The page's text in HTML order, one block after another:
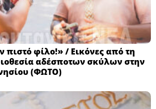
πιστό φίλο!» / Εικόνες από τη
αδέσποτων σκύλων στην
(ΦΩΤΟ)